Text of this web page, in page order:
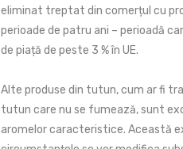
eliminat treptat din comerțul cu
perioade de patru ani – perioadă
de piață de peste 3 % în UE.
Alte produse din tutun, cum ar fi
tutun care nu se fumează, sunt
aromelor caracteristice. Această